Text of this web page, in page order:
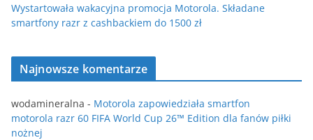
Wystartowała wakacyjna promocja Motorola. Składane
smartfony razr z cashbackiem do 1500 zł
Najnowsze komentarze
wodamineralna - Motorola zapowiedziała smartfon
motorola razr 60 FIFA World Cup 26™ Edition dla fanów piłki
nożnej